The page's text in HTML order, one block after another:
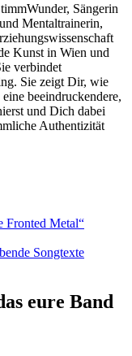
Sängerin
Mentaltrainerin,
Kunst in Wien und
verbindet
Sie zeigt Dir, wie
beeindruckendere,
und Dich dabei
Authentizität
Fronted Metal“
Songtexte
eure Band